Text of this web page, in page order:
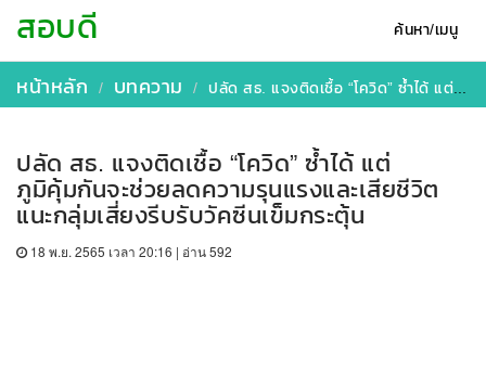
ค้นหา/เมนู
สอบดี
หน้าหลัก บทความ ปลัด สธ. แจงติดเชื้อ “โควิด” ซ้ำได้ แต่ภูมิคุ้มกันจะช่วยลดความรุนแรงและเสียชีวิต แนะกลุ่มเสี่ยงรีบรับวัคซีนเข็มกระตุ้น
ปลัด สธ. แจงติดเชื้อ “โควิด” ซ้ำได้ แต่
ภูมิคุ้มกันจะช่วยลดความรุนแรงและเสียชีวิต
แนะกลุ่มเสี่ยงรีบรับวัคซีนเข็มกระตุ้น
18 พ.ย. 2565 เวลา 20:16 | อ่าน 592